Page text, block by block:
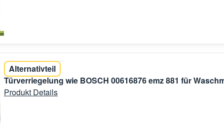
Alternativteil
Türverriegelung wie BOSCH 00616876 emz 881 für
Produkt Details